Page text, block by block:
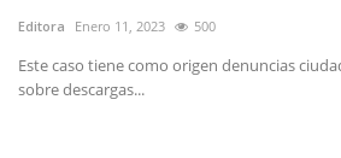
Editora Enero 11, 2023 500
Este caso tiene como origen denuncias
sobre descargas...